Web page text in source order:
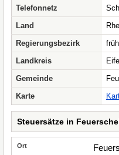
Telefonnetz
Land
Regierungsbezirk
Landkreis
Gemeinde
Karte
Steuersätze in